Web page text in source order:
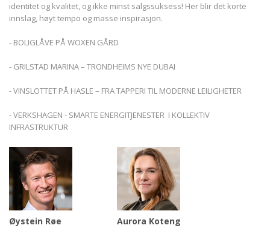
identitet og kvalitet, og ikke minst salgssuksess! Her blir det korte
innslag, høyt tempo og masse inspirasjon.
- BOLIGLÅVE PÅ WOXEN GÅRD
- GRILSTAD MARINA – TRONDHEIMS NYE DUBAI
- VINSLOTTET PÅ HASLE – FRA TAPPERI TIL MODERNE LEILIGHETER
- VERKSHAGEN - SMARTE ENERGITJENESTER I KOLLEKTIV
INFRASTRUKTUR
Øystein Røe Aurora Koteng